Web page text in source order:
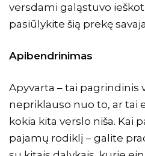
versdami galąstuvo
pasiūlykite šią prekę
Apibendrinimas
Apyvarta – tai pagrindinis
nepriklauso nuo to, ar tai
kokia kita verslo niša. Kai
pajamų rodiklį – galite